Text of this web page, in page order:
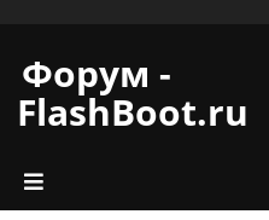
Форум -
FlashBoot.ru